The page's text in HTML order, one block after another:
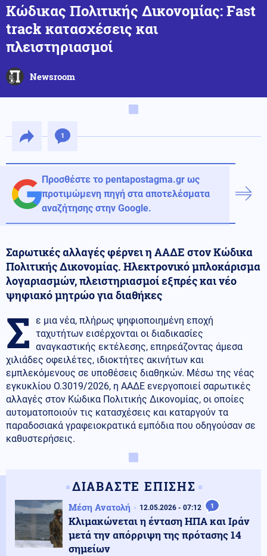
Κώδικας Πολιτικής Δικονομίας: Fast
track κατασχέσεις και
πλειστηριασμοί
Newsroom
1
Προσθέστε το pentapostagma.gr ως
προτιμώμενη πηγή στα αποτελέσματα
αναζήτησης στην Google.
Σαρωτικές αλλαγές φέρνει η ΑΑΔΕ στον Κώδικα
Πολιτικής Δικονομίας. Ηλεκτρονικό μπλοκάρισμα
λογαριασμών, πλειστηριασμοί εξπρές και νέο
ψηφιακό μητρώο για διαθήκες
Σ ε μια νέα, πλήρως ψηφιοποιημένη εποχή
ταχυτήτων εισέρχονται οι διαδικασίες
αναγκαστικής εκτέλεσης, επηρεάζοντας άμεσα
χιλιάδες οφειλέτες, ιδιοκτήτες ακινήτων και
εμπλεκόμενους σε υποθέσεις διαθηκών. Μέσω της νέας
εγκυκλίου Ο.3019/2026, η ΑΑΔΕ ενεργοποιεί σαρωτικές
αλλαγές στον Κώδικα Πολιτικής Δικονομίας, οι οποίες
αυτοματοποιούν τις κατασχέσεις και καταργούν τα
παραδοσιακά γραφειοκρατικά εμπόδια που οδηγούσαν σε
καθυστερήσεις.
ΔΙΑΒΑΣΤΕ ΕΠΙΣΗΣ
Μέση Ανατολή 12.05.2026 - 07:12 1
Κλιμακώνεται η ένταση ΗΠΑ και Ιράν
μετά την απόρριψη της πρότασης 14
σημείων